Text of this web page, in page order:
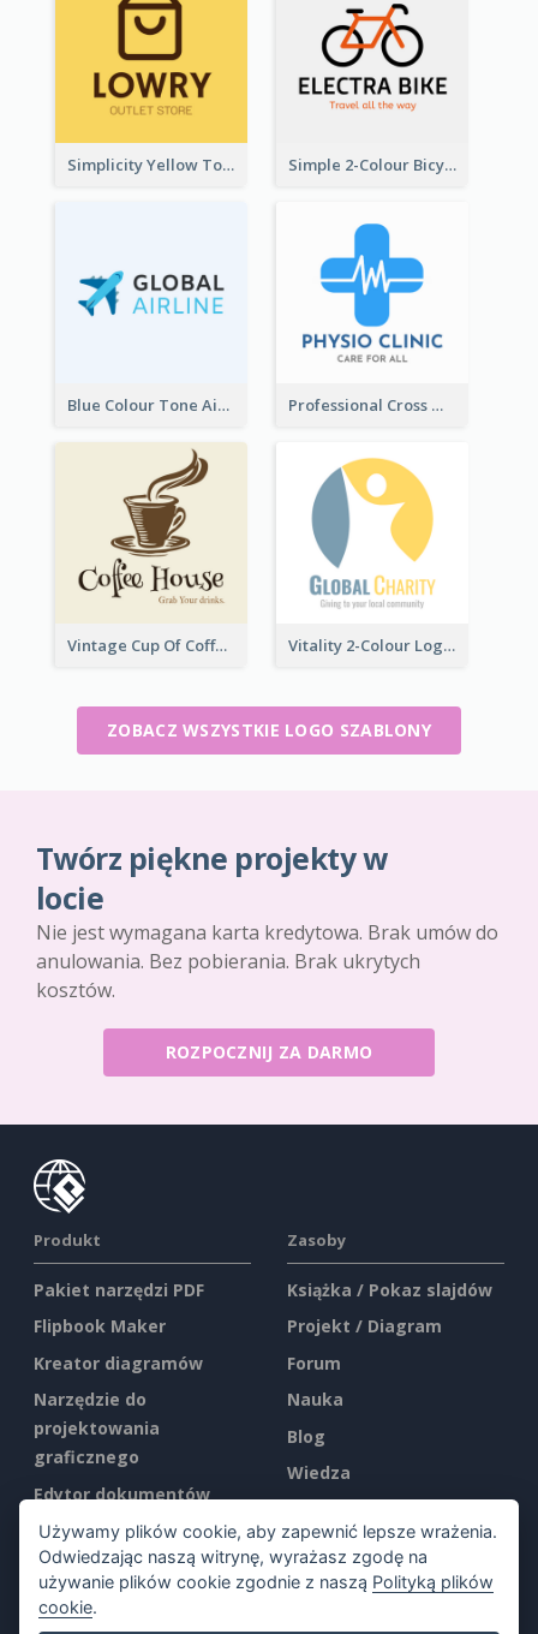
Simplicity Yellow Tone Logo For Outlet Store Simple 2-Colour Bicycle Logo
Blue Colour Tone Airplane Logo Professional Cross With ECG Logo For Clinic
Vintage Cup Of Coffee Logo Vitality 2-Colour Logo Of Charity
ZOBACZ WSZYSTKIE LOGO SZABLONY
Twórz piękne projekty w
locie
Nie jest wymagana karta kredytowa. Brak umów do
anulowania. Bez pobierania. Brak ukrytych
kosztów.
ROZPOCZNIJ ZA DARMO
Produkt
Pakiet narzędzi PDF
Flipbook Maker
Kreator diagramów
Narzędzie do
projektowania
graficznego
Edytor dokumentów
Kreator prezentacji
Edytor arkuszy
kalkulacyjnych
Zasoby
Książka / Pokaz slajdów
Projekt / Diagram
Forum
Nauka
Blog
Wiedza
Mapa witryny
Używamy plików cookie, aby zapewnić lepsze wrażenia.
Odwiedzając naszą witrynę, wyrażasz zgodę na
używanie plików cookie zgodnie z naszą Polityką plików
cookie.